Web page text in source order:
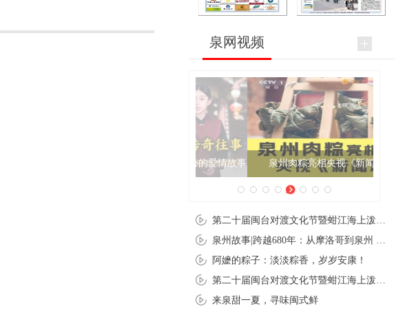
泉网视频
泉州肉粽亮相央视《新闻联播》
阿嬷的粽子：淡淡粽香，岁岁安康！
来泉甜一夏，寻味闽式鲜